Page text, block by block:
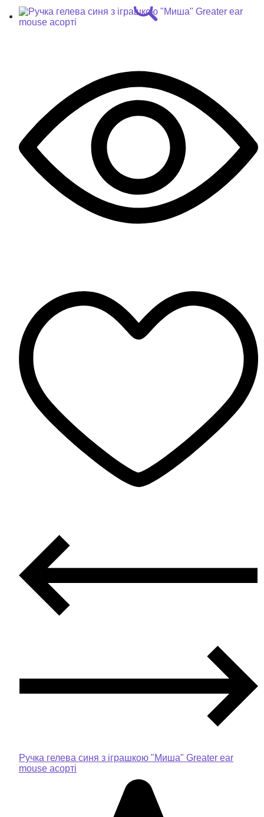
Ручка гелева синя з іграшкою "Миша" Greater ear
mouse асорті